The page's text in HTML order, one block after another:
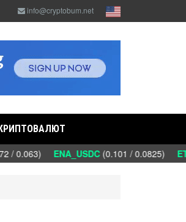
info@cryptobum.net
/ 0.063) ENA_USDC(0.101 / 0.0825)